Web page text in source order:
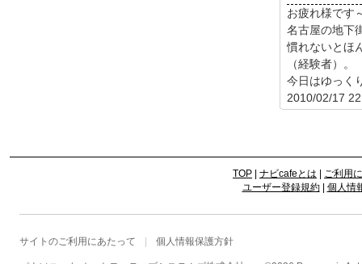
お疲れ様です
名古屋の地下
慣れないとほ
（経験者）。
今日はゆっく
2010/02/17
TOP ナビcafeとは
ご利用
ユーザー登録規約| 個人情
サイトのご利用にあたって 個人情報保護方針